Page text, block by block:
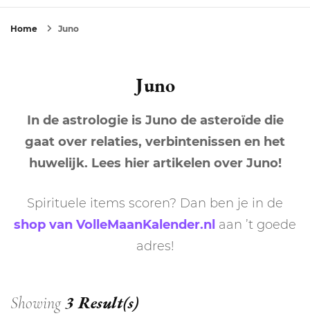
Home Juno
Juno
In de astrologie is Juno de asteroïde die
gaat over relaties, verbintenissen en het
huwelijk. Lees hier artikelen over Juno!
Spirituele items scoren? Dan ben je in de
shop van VolleMaanKalender.nl aan ’t goede
adres!
Showing3 Result(s)